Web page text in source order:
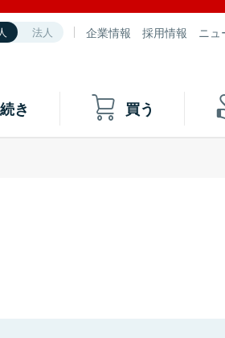
法人 企業情報 採用情報 ニュ
き 買う